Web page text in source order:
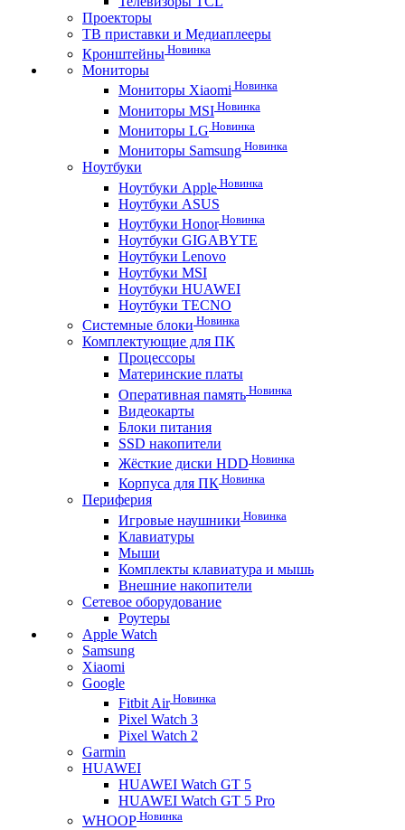
Проекторы
ТВ приставки и Медиаплееры
Кронштейны Новинка
Мониторы
Мониторы Xiaomi Новинка
Мониторы MSI Новинка
Мониторы LG Новинка
Мониторы Samsung Новинка
Ноутбуки
Ноутбуки Apple Новинка
Ноутбуки ASUS
Ноутбуки HonorНовинка
Ноутбуки GIGABYTE
Ноутбуки Lenovo
Ноутбуки MSI
Ноутбуки HUAWEI
Ноутбуки TECNO
Системные блоки Новинка
Комплектующие для ПК
Процессоры
Материнские платы
Оперативная память Новинка
Видеокарты
Блоки питания
SSD накопители
Жёсткие диски HDD Новинка
Корпуса для ПК Новинка
Периферия
Игровые наушники Новинка
Клавиатуры
Мыши
Комплекты клавиатура и мышь
Внешние накопители
Сетевое оборудование
Роутеры
Apple Watch
Samsung
Xiaomi
Google
Fitbit AirНовинка
Pixel Watch 3
Pixel Watch 2
Garmin
HUAWEI
HUAWEI Watch GT 5
HUAWEI Watch GT 5 Pro
WHOOP Новинка